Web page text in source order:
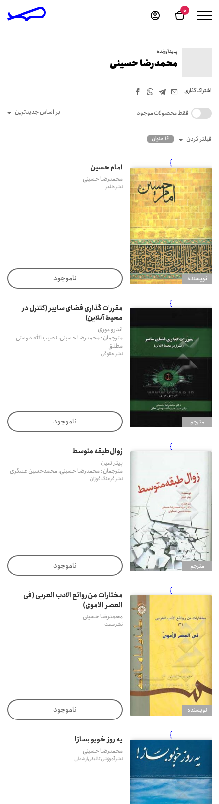
0
پدیدآورنده
محمدرضا حسینی
اشتراک‌گذاری
فقط محصولات موجود بر اساس جدیدترین
فیلتر کردن 16 عنوان
نويسنده
} امام حسین
محمدرضا حسینی
نشر طاهر
ناموجود
مترجم
}
مقررات گذاری فضای سایبر (کنترل در
محیط آنلاین)
اندرو موری
مترجمان: محمدرضا حسینی، نصیب الله دوستی
مطلق
نشر حقوقی
ناموجود
مترجم
} زوال طبقه متوسط
پیتر تمین
مترجمان: محمدرضا حسینی، محمدحسین عسگری
نشر فرهنگ فوژان
ناموجود
نويسنده
}
مختارات من روائع الادب العربی (فی
العصر الاموی)
محمدرضا حسینی
نشر سمت
ناموجود
} یه روز خوبو بساز!
محمدرضا حسینی
نشر آموزشی تالیفی ارشدان